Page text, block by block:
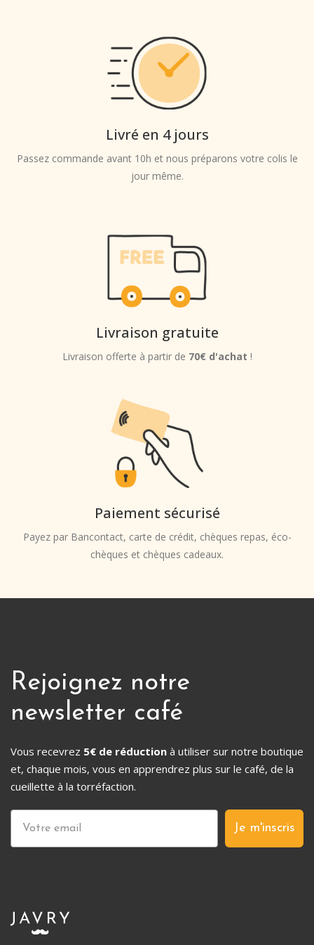
Livré en 4 jours
Passez commande avant 10h et nous préparons votre colis le
jour même.
Livraison gratuite
Livraison offerte à partir de 70€ d'achat !
Paiement sécurisé
Payez par Bancontact, carte de crédit, chèques repas, éco-
chèques et chèques cadeaux.
Rejoignez notre
newsletter café
Vous recevrez 5€ de réduction à utiliser sur notre boutique
et, chaque mois, vous en apprendrez plus sur le café, de la
cueillette à la torréfaction.
Je m'inscris